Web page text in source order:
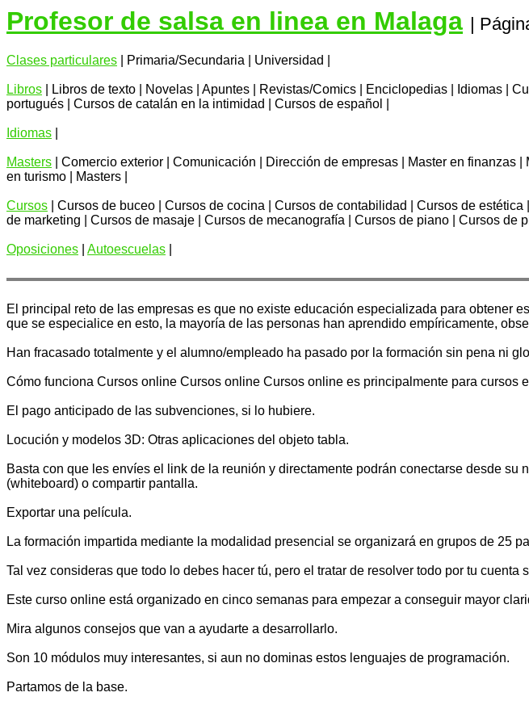
Profesor de salsa en linea en Malaga |
Clases particulares | Primaria/Secundaria | Universidad |
Libros | Libros de texto | Novelas | Apuntes | Revistas/Comics | Enciclopedias | Idiomas |
portugués | Cursos de catalán en la intimidad | Cursos de español |
Idiomas
Masters | Comercio exterior | Comunicación | Dirección de empresas | Master en
en turismo | Masters |
Cursos | Cursos de buceo | Cursos de cocina | Cursos de contabilidad | Cursos de
de marketing | Cursos de masaje | Cursos de mecanografía | Cursos de piano | Cursos
Oposiciones Autoescuelas
El principal reto de las empresas es que no existe educación especializada para obtener
que se especialice en esto, la mayoría de las personas han aprendido empíricamente,
Han fracasado totalmente y el alumno/empleado ha pasado por la formación sin pena ni
Cómo funciona Cursos online Cursos online Cursos online es principalmente para cursos
El pago anticipado de las subvenciones, si lo hubiere.
Locución y modelos 3D: Otras aplicaciones del objeto tabla.
Basta con que les envíes el link de la reunión y directamente podrán conectarse desde
(whiteboard) o compartir pantalla.
Exportar una película.
La formación impartida mediante la modalidad presencial se organizará en grupos de 25
Tal vez consideras que todo lo debes hacer tú, pero el tratar de resolver todo por tu
Este curso online está organizado en cinco semanas para empezar a conseguir mayor
Mira algunos consejos que van a ayudarte a desarrollarlo.
Son 10 módulos muy interesantes, si aun no dominas estos lenguajes de programación.
Partamos de la base.